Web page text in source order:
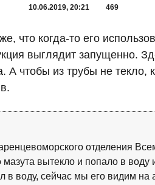
10.06.2019, 20:21 469
когда-то его
выглядит запущенно.
А чтобы из трубы не
отделения
вытекло и попало в воду
в воду, сейчас мы его видим